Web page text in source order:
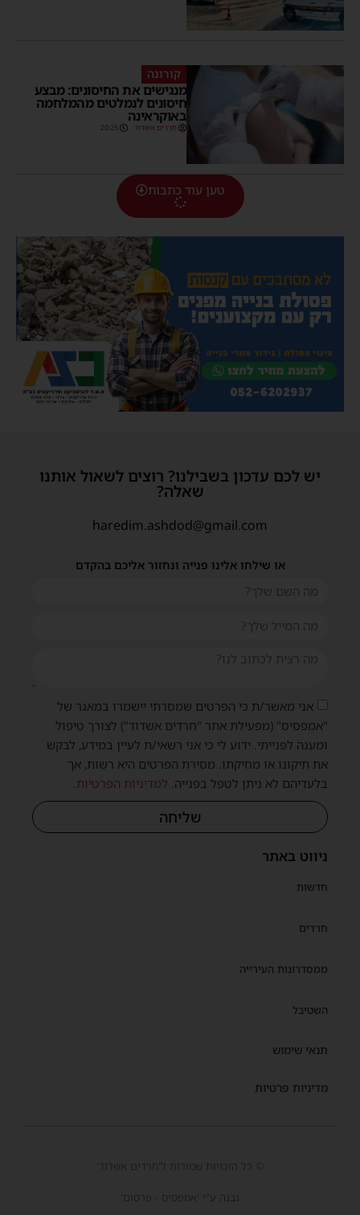
קורונה
מנגישים את החיסונים: מבצע
חיסונים לנמלטים מהמלחמה
באוקראינה
חרדים אשדוד 20:25
טען עוד כתבות
ניווט באתר
חדשות
חרדים
ממסדרונות העירייה
השטיבל
תנאי שימוש
מדיניות פרטיות
יש לכם עדכון בשבילנו? רוצים לשאול אותנו
שאלה?
haredim.ashdod@gmail.com
או שילחו אלינו פנייה ונחזור אליכם בהקדם
אני מאשר/ת כי הפרטים שמסרתי יישמרו במאגר של
"אמפסיס" (מפעילת אתר "חרדים אשדוד") לצורך טיפול
ומענה לפנייתי. ידוע לי כי אני רשאי/ת לעיין במידע, לבקש
את תיקונו או מחיקתו. מסירת הפרטים היא רשות, אך
בלעדיהם לא ניתן לטפל בפנייה. למדיניות הפרטיות.
שליחה
© כל הזכויות שמורות ל'חרדים אשדוד'
נבנה ע"י 'אמפסיס - פרסום'